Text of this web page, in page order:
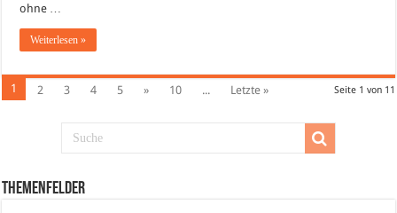
ohne …
Weiterlesen »
Seite 1 von 11
1 2 3 4 5 » 10 ... Letzte »
Themenfelder